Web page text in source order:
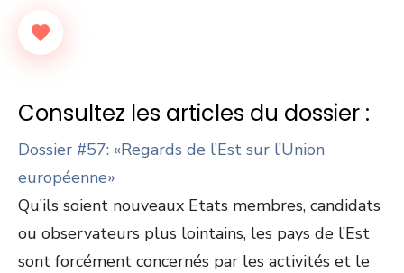
Consultez les articles du dossier :
Dossier #57: «Regards de l’Est sur l’Union
européenne»
Qu’ils soient nouveaux Etats membres, candidats
ou observateurs plus lointains, les pays de l’Est
sont forcément concernés par les activités et le